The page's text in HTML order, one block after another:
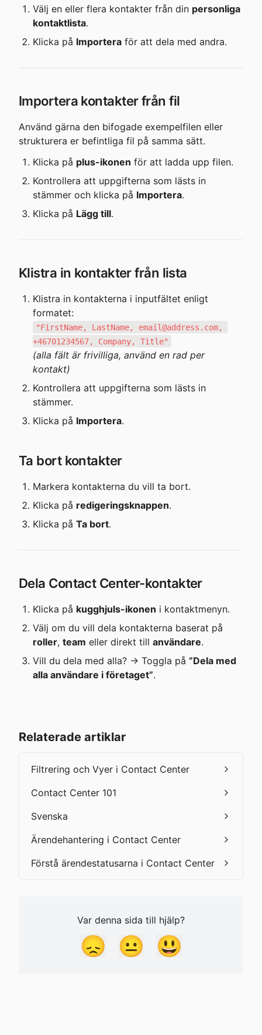
Välj en eller flera kontakter från din personliga
kontaktlista.
Klicka på Importera för att dela med andra.
Importera kontakter från fil
Använd gärna den bifogade exempelfilen eller
strukturera er befintliga fil på samma sätt.
Klicka på plus-ikonen för att ladda upp filen.
Kontrollera att uppgifterna som lästs in
stämmer och klicka på Importera.
Klicka på Lägg till.
Klistra in kontakter från lista
Klistra in kontakterna i inputfältet enligt
"FirstName, LastName, email@address.com,
(alla fält är frivilliga, använd en rad per
kontakt)
Kontrollera att uppgifterna som lästs in
stämmer.
Klicka på Importera.
Ta bort kontakter
Markera kontakterna du vill ta bort.
Klicka på redigeringsknappen.
Klicka på Ta bort.
Dela Contact Center-kontakter
Klicka på kugghjuls-ikonen i kontaktmenyn.
Välj om du vill dela kontakterna baserat på
roller, team eller direkt till användare.
Vill du dela med alla? → Toggla på ”Dela med
alla användare i företaget”.
Relaterade artiklar
Filtrering och Vyer i Contact Center
Contact Center 101
Svenska
Ärendehantering i Contact Center
Förstå ärendestatusarna i Contact Center
Var denna sida till hjälp?
😞 😐 😃